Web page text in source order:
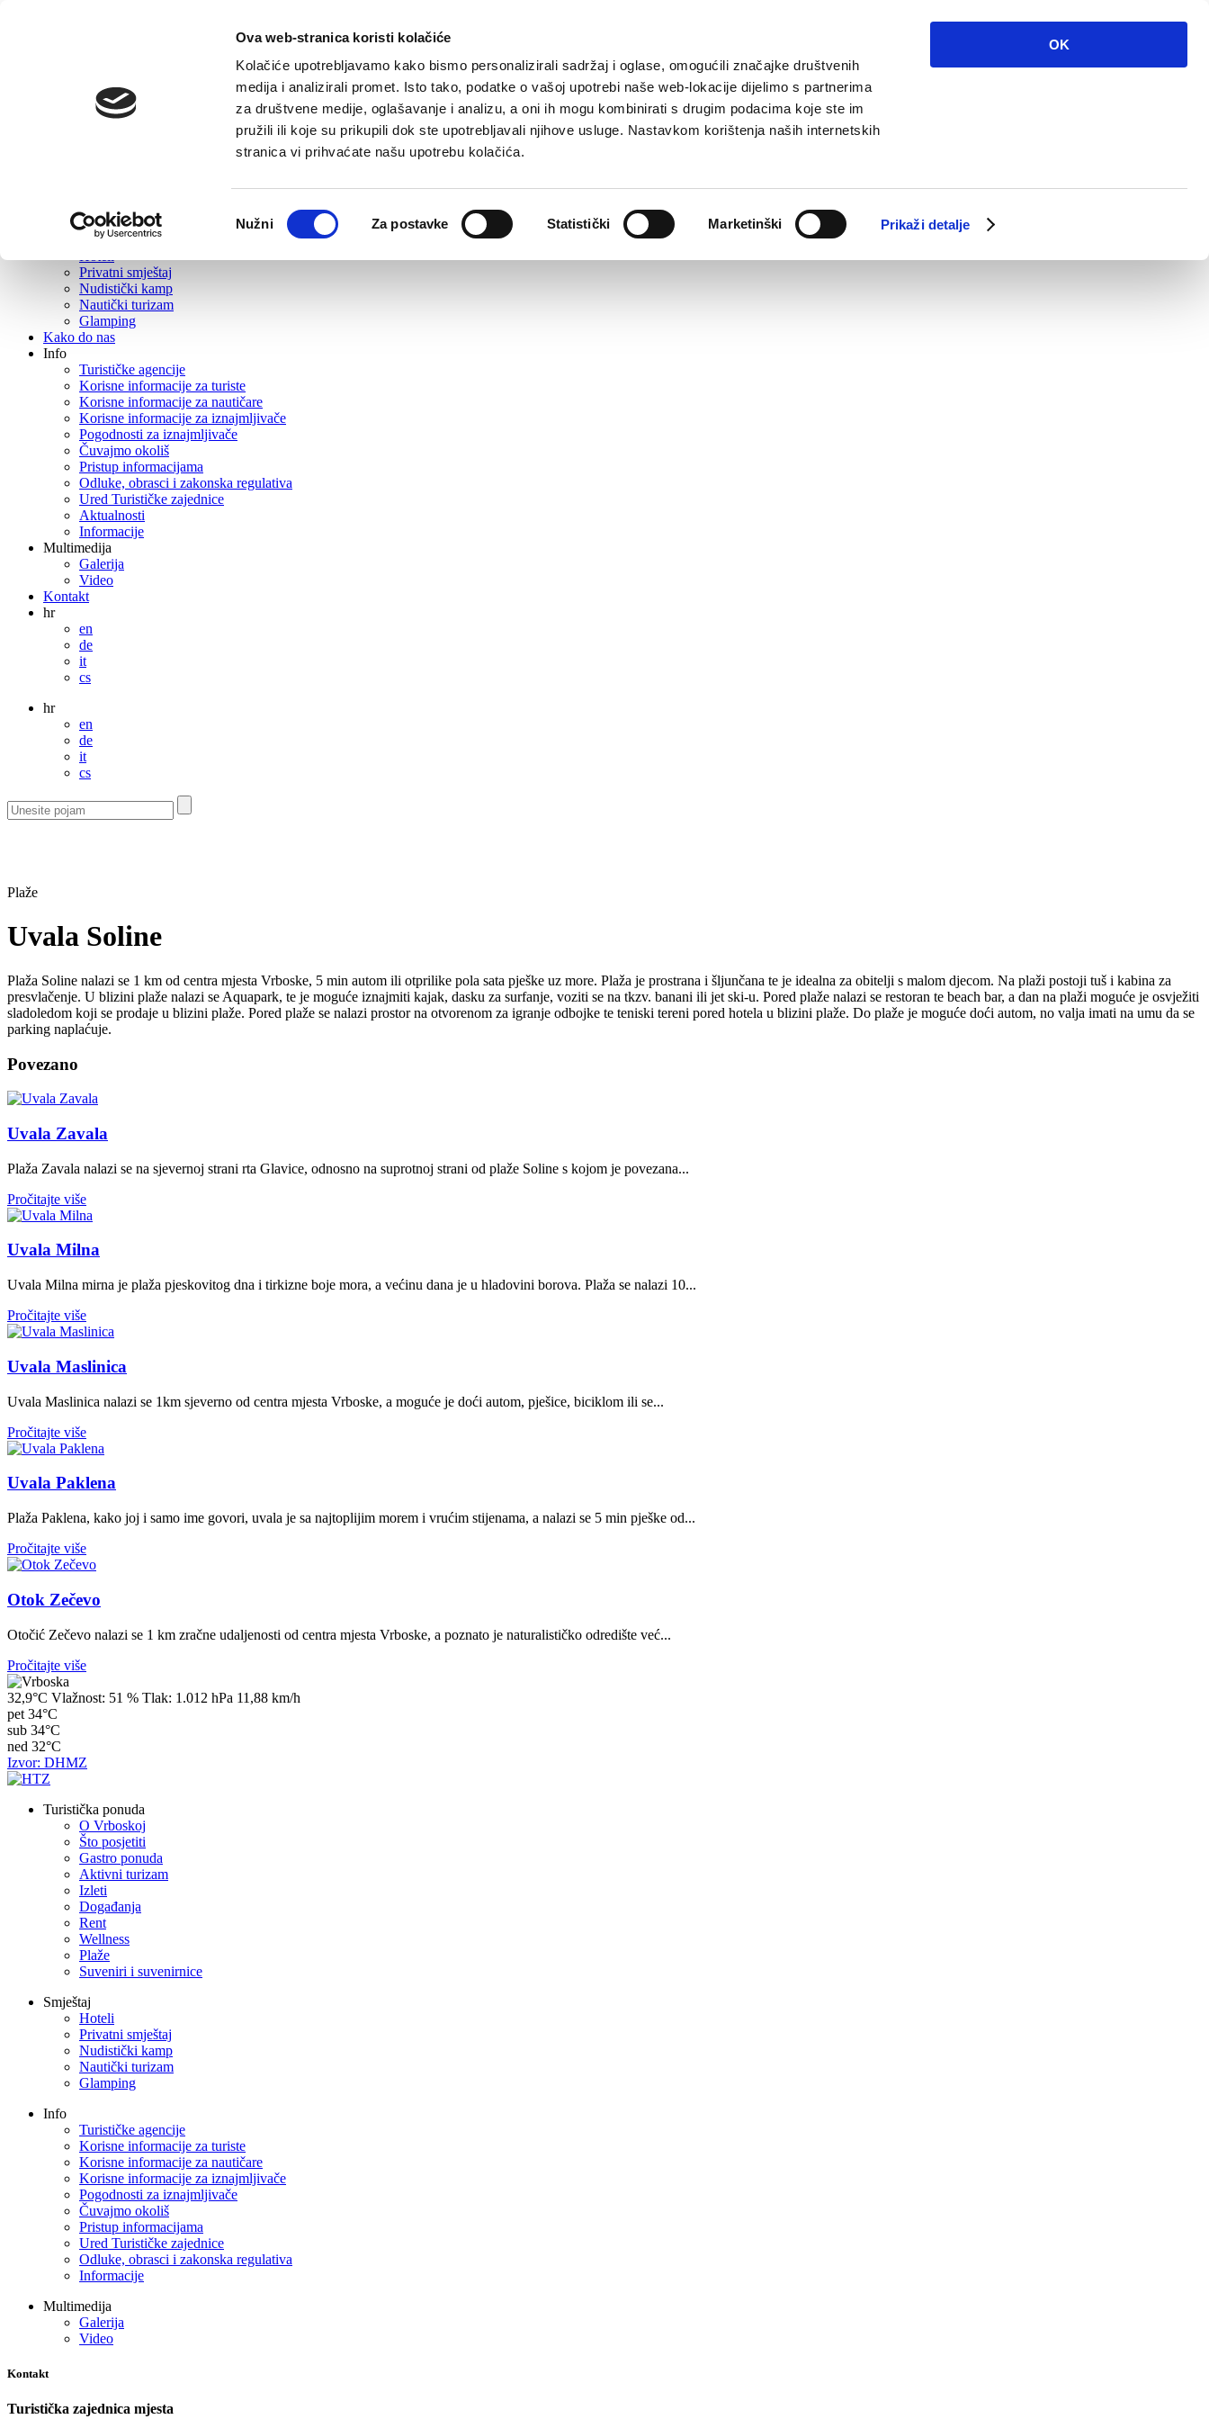
Ova web-stranica koristi kolačiće
Kolačiće upotrebljavamo kako bismo personalizirali sadržaj i oglase, omogućili značajke društvenih
medija i analizirali promet. Isto tako, podatke o vašoj upotrebi naše web-lokacije dijelimo s partnerima
za društvene medije, oglašavanje i analizu, a oni ih mogu kombinirati s drugim podacima koje ste im
pružili ili koje su prikupili dok ste upotrebljavali njihove usluge. Nastavkom korištenja naših internetskih
stranica vi prihvaćate našu upotrebu kolačića.
pristanka
Nužni Za postavke Statistički Marketinški Prikaži detalje
OK
Što posjetiti
Gastro ponuda
Suveniri i suvenirnice
Privatni smještaj
Nudistički kamp
Nautički turizam
Glamping
Kako do nas
Info
Turističke agencije
Korisne informacije za turiste
Korisne informacije za nautičare
Korisne informacije za iznajmljivače
Pogodnosti za iznajmljivače
Čuvajmo okoliš
Pristup informacijama
Odluke, obrasci i zakonska regulativa
Ured Turističke zajednice
Aktualnosti
Informacije
Multimedija
Galerija
Video
Kontakt
hr
en
de
it
cs
hr
en
de
it
cs
Plaže
Uvala Soline
Plaža Soline nalazi se 1 km od centra mjesta Vrboske, 5 min autom ili otprilike pola sata pješke uz more. Plaža je prostrana i šljunčana te je idealna za obitelji s malom djecom. Na plaži postoji tuš i kabina za
presvlačenje. U blizini plaže nalazi se Aquapark, te je moguće iznajmiti kajak, dasku za surfanje, voziti se na tkzv. banani ili jet ski-u. Pored plaže nalazi se restoran te beach bar, a dan na plaži moguće je osvježiti
sladoledom koji se prodaje u blizini plaže. Pored plaže se nalazi prostor na otvorenom za igranje odbojke te teniski tereni pored hotela u blizini plaže. Do plaže je moguće doći autom, no valja imati na umu da se
parking naplaćuje.
Povezano
Uvala Zavala
Plaža Zavala nalazi se na sjevernoj strani rta Glavice, odnosno na suprotnoj strani od plaže Soline s kojom je povezana...
Pročitajte više
Uvala Milna
Uvala Milna mirna je plaža pjeskovitog dna i tirkizne boje mora, a većinu dana je u hladovini borova. Plaža se nalazi 10...
Pročitajte više
Uvala Maslinica
Uvala Maslinica nalazi se 1km sjeverno od centra mjesta Vrboske, a moguće je doći autom, pješice, biciklom ili se...
Pročitajte više
Uvala Paklena
Plaža Paklena, kako joj i samo ime govori, uvala je sa najtoplijim morem i vrućim stijenama, a nalazi se 5 min pješke od...
Pročitajte više
Otok Zečevo
Otočić Zečevo nalazi se 1 km zračne udaljenosti od centra mjesta Vrboske, a poznato je naturalističko odredište već...
Pročitajte više
32,9°C Vlažnost: 51 % Tlak: 1.012 hPa 11,88 km/h
pet 34°C
sub 34°C
ned 32°C
Izvor: DHMZ
Turistička ponuda
O Vrboskoj
Što posjetiti
Gastro ponuda
Aktivni turizam
Izleti
Događanja
Rent
Wellness
Plaže
Suveniri i suvenirnice
Smještaj
Hoteli
Privatni smještaj
Nudistički kamp
Nautički turizam
Glamping
Info
Turističke agencije
Korisne informacije za turiste
Korisne informacije za nautičare
Korisne informacije za iznajmljivače
Pogodnosti za iznajmljivače
Čuvajmo okoliš
Pristup informacijama
Ured Turističke zajednice
Odluke, obrasci i zakonska regulativa
Informacije
Multimedija
Galerija
Video
Kontakt
Turistička zajednica mjesta